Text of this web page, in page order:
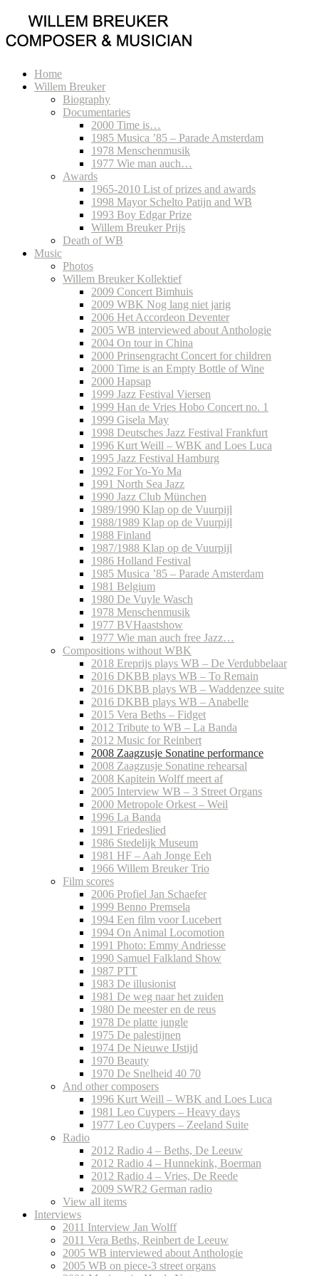
Home
Willem Breuker
Biography
Documentaries
2000 Time is…
1985 Musica ’85 – Parade Amsterdam
1978 Menschenmusik
1977 Wie man auch…
Awards
1965-2010 List of prizes and awards
1998 Mayor Schelto Patijn and WB
1993 Boy Edgar Prize
Willem Breuker Prijs
Death of WB
Music
Photos
Willem Breuker Kollektief
2009 Concert Bimhuis
2009 WBK Nog lang niet jarig
2006 Het Accordeon Deventer
2005 WB interviewed about Anthologie
2004 On tour in China
2000 Prinsengracht Concert for children
2000 Time is an Empty Bottle of Wine
2000 Hapsap
1999 Jazz Festival Viersen
1999 Han de Vries Hobo Concert no. 1
1999 Gisela May
1998 Deutsches Jazz Festival Frankfurt
1996 Kurt Weill – WBK and Loes Luca
1995 Jazz Festival Hamburg
1992 For Yo-Yo Ma
1991 North Sea Jazz
1990 Jazz Club München
1989/1990 Klap op de Vuurpijl
1988/1989 Klap op de Vuurpijl
1988 Finland
1987/1988 Klap op de Vuurpijl
1986 Holland Festival
1985 Musica ’85 – Parade Amsterdam
1981 Belgium
1980 De Vuyle Wasch
1978 Menschenmusik
1977 BVHaastshow
1977 Wie man auch free Jazz…
Compositions without WBK
2018 Ereprijs plays WB – De Verdubbelaar
2016 DKBB plays WB – To Remain
2016 DKBB plays WB – Waddenzee suite
2016 DKBB plays WB – Anabelle
2015 Vera Beths – Fidget
2012 Tribute to WB – La Banda
2012 Music for Reinbert
2008 Zaagzusje Sonatine performance
2008 Zaagzusje Sonatine rehearsal
2008 Kapitein Wolff meert af
2005 Interview WB – 3 Street Organs
2000 Metropole Orkest – Weil
1996 La Banda
1991 Friedeslied
1986 Stedelijk Museum
1981 HF – Aah Jonge Eeh
1966 Willem Breuker Trio
Film scores
2006 Profiel Jan Schaefer
1999 Benno Premsela
1994 Een film voor Lucebert
1994 On Animal Locomotion
1991 Photo: Emmy Andriesse
1990 Samuel Falkland Show
1987 PTT
1983 De illusionist
1981 De weg naar het zuiden
1980 De meester en de reus
1978 De platte jungle
1975 De palestijnen
1974 De Nieuwe IJstijd
1970 Beauty
1970 De Snelheid 40 70
And other composers
1996 Kurt Weill – WBK and Loes Luca
1981 Leo Cuypers – Heavy days
1977 Leo Cuypers – Zeeland Suite
Radio
2012 Radio 4 – Beths, De Leeuw
2012 Radio 4 – Hunnekink, Boerman
2012 Radio 4 – Vries, De Reede
2009 SWR2 German radio
View all items
Interviews
2011 Interview Jan Wolff
2011 Vera Beths, Reinbert de Leeuw
2005 WB interviewed about Anthologie
2005 WB on piece-3 street organs